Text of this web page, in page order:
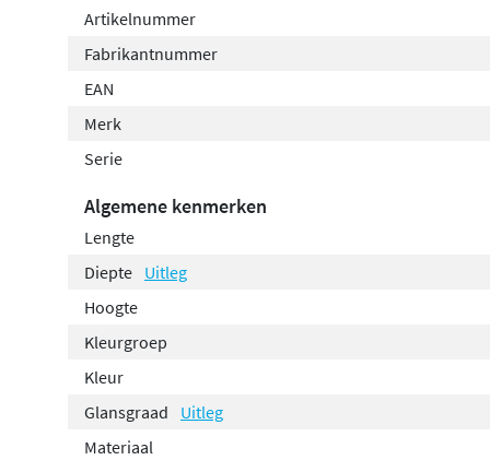
Artikelnummer
Fabrikantnummer
EAN
Merk
Serie
Algemene kenmerken
Lengte
Diepte Uitleg
Hoogte
Kleurgroep
Kleur
Glansgraad
Uitleg
Materiaal